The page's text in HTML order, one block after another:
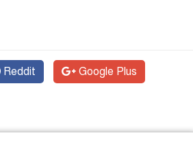
Reddit Google Plus